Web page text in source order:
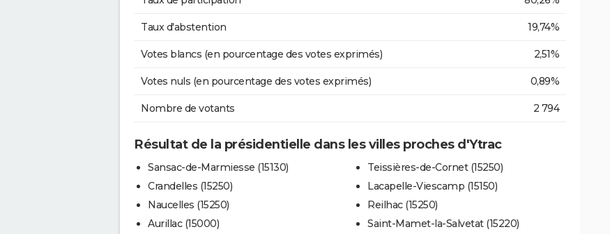
Taux d'abstention 19,74%
Votes blancs (en pourcentage des votes exprimés) 2,51%
Votes nuls (en pourcentage des votes exprimés) 0,89%
Nombre de votants 2 794
Résultat de la présidentielle dans les villes proches d'Ytrac
Sansac-de-Marmiesse (15130)
Crandelles (15250)
Naucelles (15250)
Aurillac (15000)
Teissières-de-Cornet (15250)
Lacapelle-Viescamp (15150)
Reilhac (15250)
Saint-Mamet-la-Salvetat (15220)